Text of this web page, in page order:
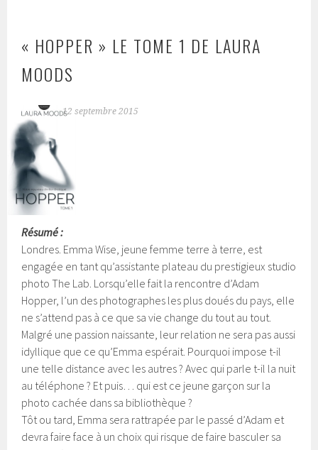
« HOPPER » LE TOME 1 DE LAURA
MOODS
12 septembre 2015
Résumé :
Londres. Emma Wise, jeune femme terre à terre, est
engagée en tant qu’assistante plateau du prestigieux studio
photo The Lab. Lorsqu’elle fait la rencontre d’Adam
Hopper, l’un des photographes les plus doués du pays, elle
ne s’attend pas à ce que sa vie change du tout au tout.
Malgré une passion naissante, leur relation ne sera pas aussi
idyllique que ce qu’Emma espérait. Pourquoi impose t-il
une telle distance avec les autres ? Avec qui parle t-il la nuit
au téléphone ? Et puis…
qui est ce jeune garçon sur la
photo cachée dans sa bibliothèque ?
Tôt ou tard, Emma sera rattrapée par le passé d’Adam et
devra faire face à un choix qui risque de faire basculer sa